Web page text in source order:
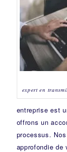
expert en
entreprise est
offrons un
processus.
approfondie